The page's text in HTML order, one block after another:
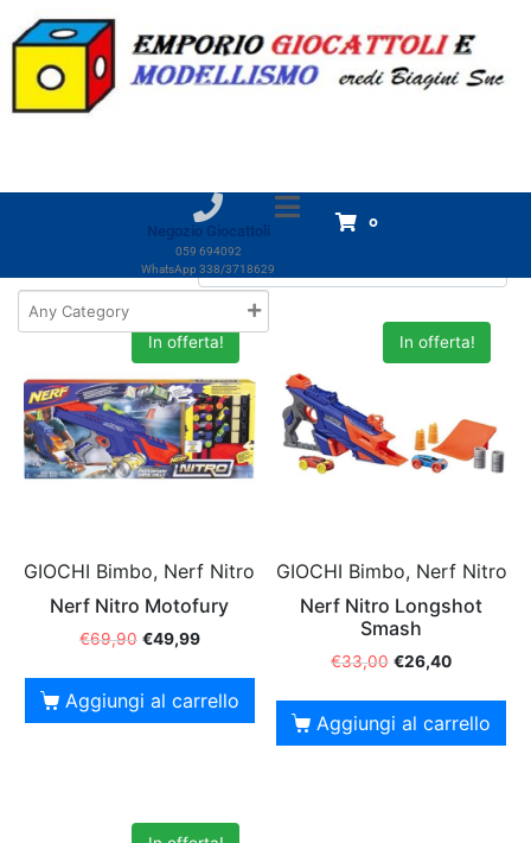
Negozio Giocattoli
059 694092
WhatsApp 338/3718629
0
Home Prodotti Giocattoli
GIOCHI Bimbo
Nerf Nitro
Visualizzazione di 3 risultati
In offerta!
GIOCHI Bimbo, Nerf Nitro
Nerf Nitro Motofury
€69,90 €49,99
Aggiungi al carrello
In offerta!
GIOCHI Bimbo, Nerf Nitro
Nerf Nitro Longshot
Smash
€33,00 €26,40
Aggiungi al carrello